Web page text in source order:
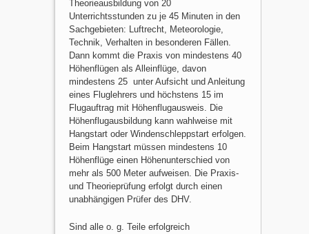
Theorieausbildung von 20
Unterrichtsstunden zu je 45 Minuten in den
Sachgebieten: Luftrecht, Meteorologie,
Technik, Verhalten in besonderen Fällen.
Dann kommt die Praxis von mindestens 40
Höhenflügen als Alleinflüge, davon
mindestens 25 unter Aufsicht und Anleitung
eines Fluglehrers und höchstens 15 im
Flugauftrag mit Höhenflugausweis. Die
Höhenflugausbildung kann wahlweise mit
Hangstart oder Windenschleppstart erfolgen.
Beim Hangstart müssen mindestens 10
Höhenflüge einen Höhenunterschied von
mehr als 500 Meter aufweisen. Die Praxis-
und Theorieprüfung erfolgt durch einen
unabhängigen Prüfer des DHV.
Sind alle o. g. Teile erfolgreich